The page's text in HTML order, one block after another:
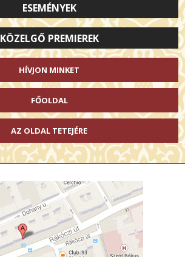
ESEMÉNYEK
KÖZELGŐ PREMIEREK
HÍVJON MINKET
FŐOLDAL
AZ OLDAL TETEJÉRE